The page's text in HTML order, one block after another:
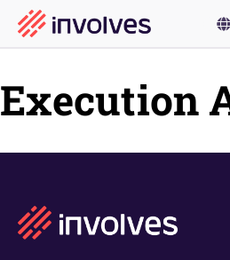
Execution